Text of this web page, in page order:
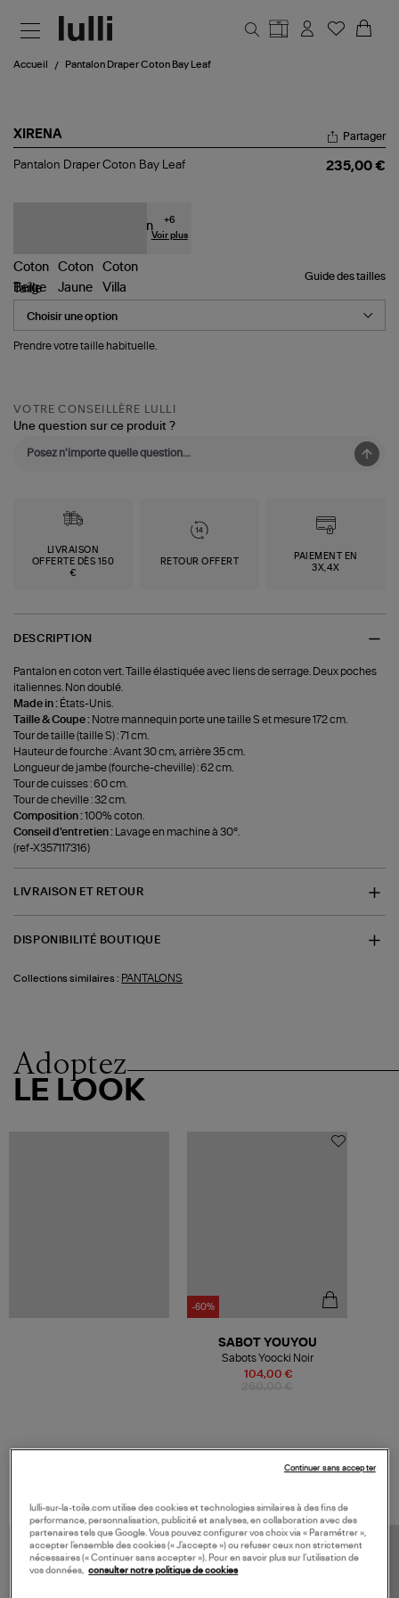
Accueil Pantalon Draper Coton Bay Leaf
XIRENA
Pantalon
Partager
Pantalon Draper Coton Bay Leaf 235,00 €
+6
Voir plus
Guide des tailles
Taille
Prendre votre taille habituelle.
VOTRE CONSEILLÈRE LULLI
Une question sur ce produit ?
LIVRAISON
OFFERTE DÈS 150
€
RETOUR OFFERT
PAIEMENT EN
3X,4X
DESCRIPTION
Pantalon en coton vert. Taille élastiquée avec liens de serrage. Deux poches
italiennes. Non doublé.
Made in : États-Unis.
Taille & Coupe : Notre mannequin porte une taille S et mesure 172 cm.
Tour de taille (taille S) : 71 cm.
Hauteur de fourche : Avant 30 cm, arrière 35 cm.
Longueur de jambe (fourche-cheville) : 62 cm.
Tour de cuisses : 60 cm.
Tour de cheville : 32 cm.
Composition :100% coton.
Conseil d'entretien :
Lavage en machine à 30°.
(ref-X357117316)
LIVRAISON ET RETOUR
DISPONIBILITÉ BOUTIQUE
Collections similaires : PANTALONS
Adoptez
LE LOOK
-60%
104,00 €
SABOT YOUYOU
Sabots Yoocki Noir
lulli-sur-la-toile.com utilise des cookies et technologies similaires à des fins de
performance, personnalisation, publicité et analyses, en collaboration avec des
partenaires tels que Google. Vous pouvez configurer vos choix via « Paramétrer »,
accepter l’ensemble des cookies (« J’accepte ») ou refuser ceux non strictement
nécessaires (« Continuer sans accepter »). Pour en savoir plus sur l’utilisation de
vos données, consulter notre politique de cookies
Continuer sans accepter